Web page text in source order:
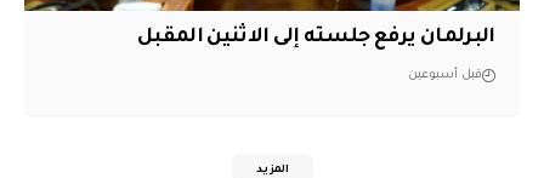
البرلمان يرفع جلسته إلى الاثنين المقبل
قبل أسبوعين
المزيد